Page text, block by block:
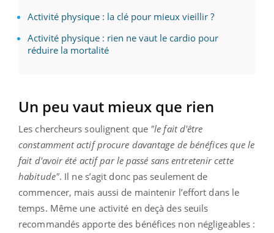
Activité physique : la clé pour mieux vieillir ?
Activité physique : rien ne vaut le cardio pour
réduire la mortalité
Un peu vaut mieux que rien
Les chercheurs soulignent que "le fait d'être
constamment actif procure davantage de bénéfices que le
fait d'avoir été actif par le passé sans entretenir cette
habitude". Il ne s’agit donc pas seulement de
commencer, mais aussi de maintenir l’effort dans le
temps. Même une activité en deçà des seuils
recommandés apporte des bénéfices non négligeables :